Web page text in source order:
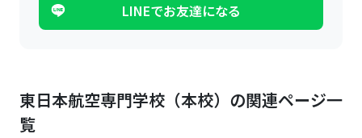
LINEでお友達になる
東日本航空専門学校（本校）の関連ページ一
覧